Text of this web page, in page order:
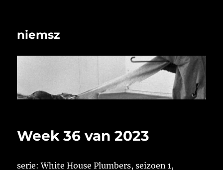
niemsz
Week 36 van 2023
serie:White House Plumbers, seizoen 1,